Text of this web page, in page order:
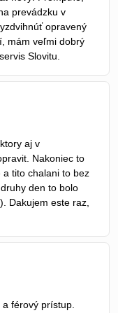
prevádzku v
opravený
mám veľmi dobrý
Slovitu.
aj v
Nakoniec to
tito chalani to bez
den to bolo
Dakujem este raz,
férový prístup.